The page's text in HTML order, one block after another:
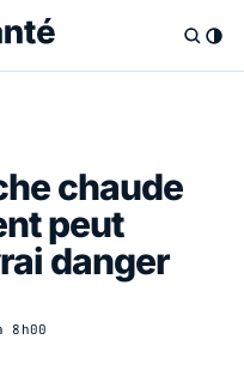
chaude
peut
danger
8h00